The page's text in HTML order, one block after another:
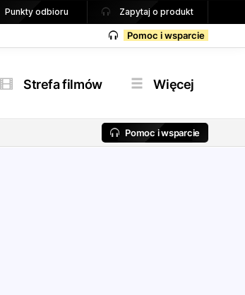
Punkty odbioru Zapytaj o produkt
Pomoc i wsparcie
Strefa filmów Więcej
Pomoc i wsparcie